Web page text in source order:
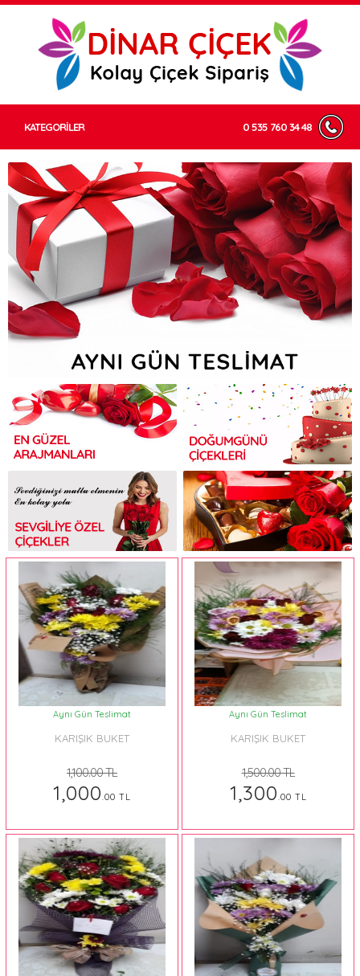
KATEGORİLER 0 535 760 34 48
Aynı Gün Teslimat
KARIŞIK BUKET
1,100.00 TL
1,000.00 TL
Aynı Gün Teslimat
KARIŞIK BUKET
1,500.00 TL
1,300.00 TL